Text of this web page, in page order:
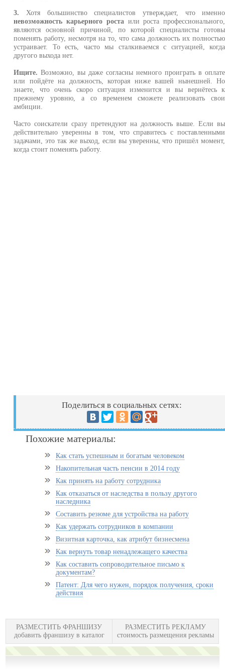
3. Хотя большинство специалистов утверждает, что именно
невозможность карьерного роста или роста профессионального,
являются основной причиной, по которой специалисты готовы
поменять работу, несмотря на то, что сама должность их полностью
устраивает. То есть, часто мы сталкиваемся с ситуацией, когда
другого выхода нет.
Ищите. Возможно, вы даже согласны немного проиграть в оплате
или пойдёте на должность, которая ниже вашей нынешней. Но
знаете, что очень скоро ситуация изменится и вы вернётесь к
прежнему уровню, а со временем сможете реализовать свои
амбиции.
Часто соискатели сразу претендуют на должность выше. Если вы
действительно уверенны в том, что справитесь с поставленными
задачами, это так же выход, если вы уверенны, что пришёл момент,
когда стоит поменять работу.
Поделиться в социальных сетях:
Похожие материалы:
Как стать успешным и богатым человеком
Накопительная часть пенсии в 2014 году
Как принять на работу сотрудника
Как отказаться от наследства в пользу другого
наследника
Составить резюме для устройства на работу
Как удержать сотрудников в компании
Визитная карточка, как атрибут бизнесмена
Как вернуть товар ненадлежащего качества
Как составить сопроводительное письмо к
документам?
Патент: Для чего нужен, порядок получения, сроки
действия
РАЗМЕСТИТЬ ФРАНШИЗУ
добавить франшизу в каталог
РАЗМЕСТИТЬ РЕКЛАМУ
стоимость размещения рекламы